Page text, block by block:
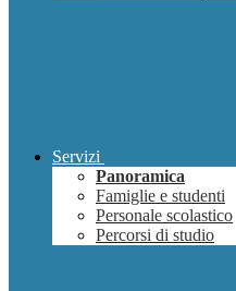
Servizi
Panoramica
Famiglie e studenti
Personale scolastico
Percorsi di studio